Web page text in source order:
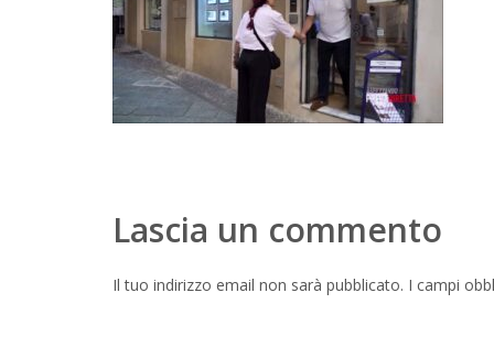
Lascia un commento
Il tuo indirizzo email non sarà pubblicato. I campi